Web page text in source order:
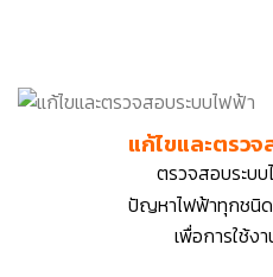
แก้ไขและตรว
ตรวจสอบระบ
ปัญหาไฟฟ้าทุกชนิด
เพื่อการใช้ง